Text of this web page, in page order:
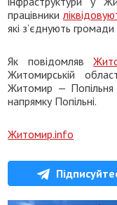
працівники
які з’єднують
Як повідомляв
Житомирській
Житомир —
напрямку Попільні.
Житомир.info